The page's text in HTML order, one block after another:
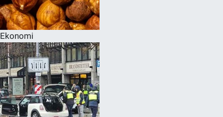
Ekonomi